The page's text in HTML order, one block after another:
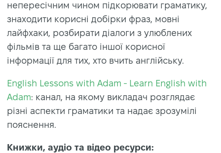
непересічним чином підкорювати граматику,
знаходити корисні добірки фраз, мовні
лайфхаки, розбирати діалоги з улюблених
фільмів та ще багато іншої корисної
інформації для тих, хто вчить англійську.
English Lessons with Adam - Learn English with
Adam: канал, на якому викладач розглядає
різні аспекти граматики та надає зрозумілі
пояснення.
Книжки, аудіо та відео ресурси: